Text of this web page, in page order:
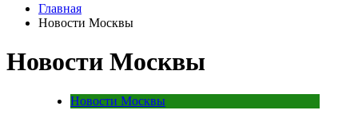
Главная
Новости Москвы
Новости Москвы
Новости Москвы